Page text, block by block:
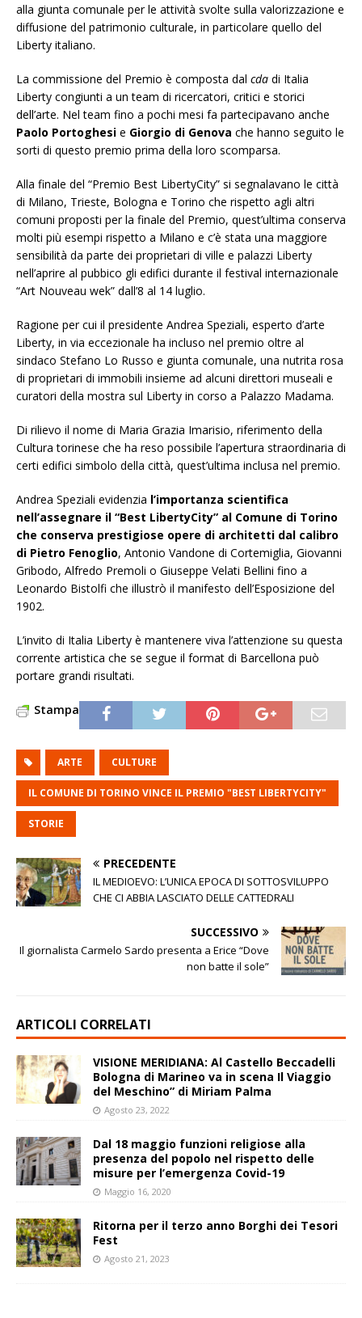
alla giunta comunale per le attività svolte sulla valorizzazione e
diffusione del patrimonio culturale, in particolare quello del
Liberty italiano.
La commissione del Premio è composta dal cda di Italia
Liberty congiunti a un team di ricercatori, critici e storici
dell’arte. Nel team fino a pochi mesi fa partecipavano anche
Paolo Portoghesi e Giorgio di Genova che hanno seguito le
sorti di questo premio prima della loro scomparsa.
Alla finale del “Premio Best LibertyCity” si segnalavano le città
di Milano, Trieste, Bologna e Torino che rispetto agli altri
comuni proposti per la finale del Premio, quest’ultima conserva
molti più esempi rispetto a Milano e c’è stata una maggiore
sensibilità da parte dei proprietari di ville e palazzi Liberty
nell’aprire al pubbico gli edifici durante il festival internazionale
“Art Nouveau wek” dall’8 al 14 luglio.
Ragione per cui il presidente Andrea Speziali, esperto d’arte
Liberty, in via eccezionale ha incluso nel premio oltre al
sindaco Stefano Lo Russo e giunta comunale, una nutrita rosa
di proprietari di immobili insieme ad alcuni direttori museali e
curatori della mostra sul Liberty in corso a Palazzo Madama.
Di rilievo il nome di Maria Grazia Imarisio, riferimento della
Cultura torinese che ha reso possibile l’apertura straordinaria di
certi edifici simbolo della città, quest’ultima inclusa nel premio.
Andrea Speziali evidenzia l’importanza scientifica
nell’assegnare il “Best LibertyCity” al Comune di Torino
che conserva prestigiose opere di architetti dal calibro
di Pietro Fenoglio, Antonio Vandone di Cortemiglia, Giovanni
Gribodo, Alfredo Premoli o Giuseppe Velati Bellini fino a
Leonardo Bistolfi che illustrò il manifesto dell’Esposizione del
1902.
L’invito di Italia Liberty è mantenere viva l’attenzione su questa
corrente artistica che se segue il format di Barcellona può
portare grandi risultati.
Stampa
ARTE CULTURE
IL COMUNE DI TORINO VINCE IL PREMIO "BEST LIBERTYCITY"
STORIE
PRECEDENTE
IL MEDIOEVO: L’UNICA EPOCA DI SOTTOSVILUPPO
CHE CI ABBIA LASCIATO DELLE CATTEDRALI
SUCCESSIVO
Il giornalista Carmelo Sardo presenta a Erice “Dove
non batte il sole”
ARTICOLI CORRELATI
VISIONE MERIDIANA: Al Castello Beccadelli
Bologna di Marineo va in scena Il Viaggio
del Meschino” di Miriam Palma
Agosto 23, 2022
Dal 18 maggio funzioni religiose alla
presenza del popolo nel rispetto delle
misure per l’emergenza Covid-19
Maggio 16, 2020
Ritorna per il terzo anno Borghi dei Tesori
Fest
Agosto 21, 2023